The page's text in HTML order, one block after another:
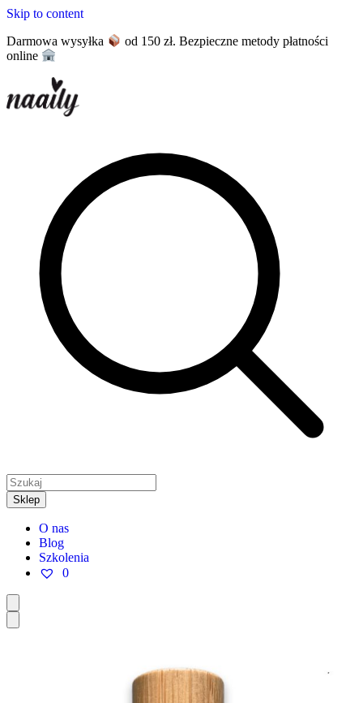
Skip to content
Darmowa wysyłka
od 150 zł. Bezpieczne metody płatności
online
Sklep
O nas
Blog
Szkolenia
0